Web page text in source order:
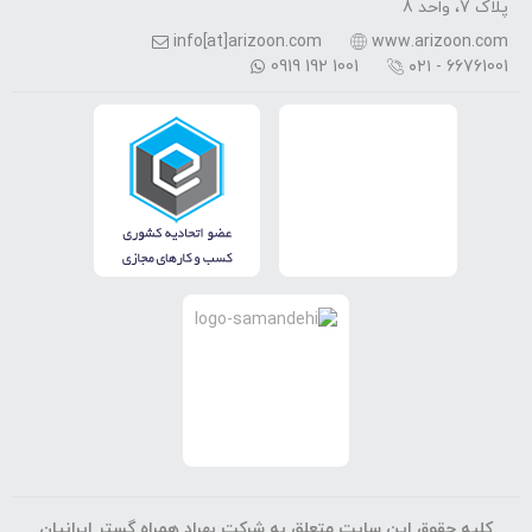
پلاک 7، واحد 8
www.arizoon.com
info[at]arizoon.com
۰۲۱ - 66761001
0919 192 1001